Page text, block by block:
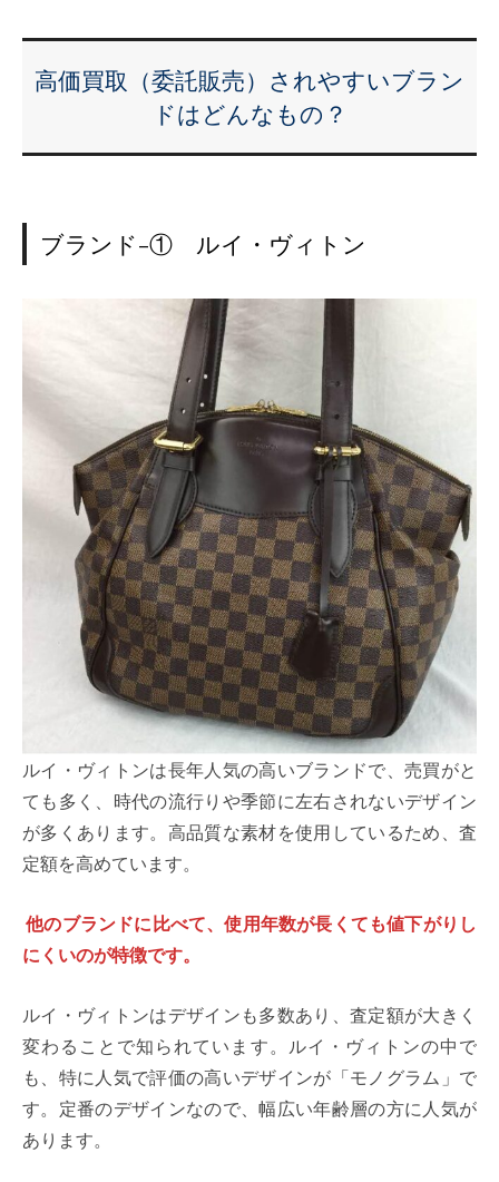
高価買取（委託販売）されやすいブラン
ドはどんなもの？
ブランド-① ルイ・ヴィトン
ルイ・ヴィトンは長年人気の高いブランドで、売買がと
ても多く、時代の流行りや季節に左右されないデザイン
が多くあります。高品質な素材を使用しているため、査
定額を高めています。
他のブランドに比べて、使用年数が長くても値下がりし
にくいのが特徴です。
ルイ・ヴィトンはデザインも多数あり、査定額が大きく
変わることで知られています。ルイ・ヴィトンの中で
も、特に人気で評価の高いデザインが「モノグラム」で
す。定番のデザインなので、幅広い年齢層の方に人気が
あります。